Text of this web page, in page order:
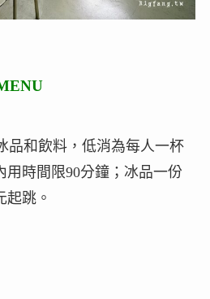
品和飲料，低消為每人一杯
用時間限90分鐘；冰品一份
起跳。